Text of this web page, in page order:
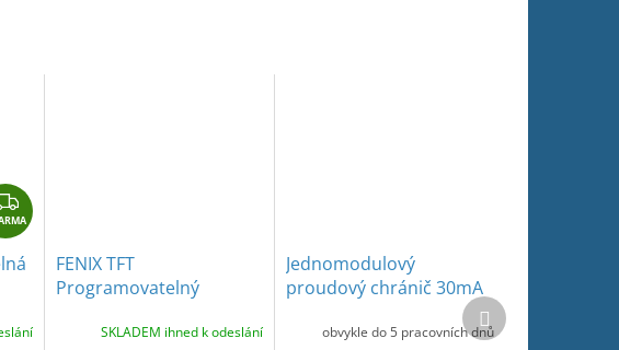
Z
D
A
A
FENIX TFT
Programovatelný
displejem pro podlahové
SKLADEM ihned k odeslání
Jednomodulový
proudový chránič 30mA
podlahové vytápění do
obvykle do 5 pracovních dnů
Další
produkt